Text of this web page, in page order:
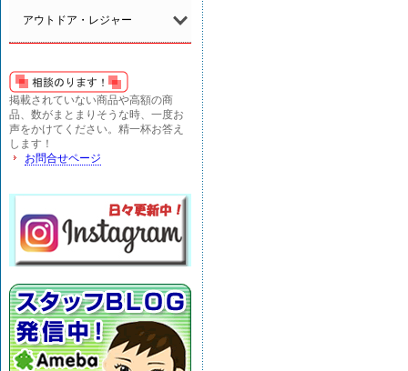
アウトドア・レジャー
掲載されていない商品や高額の商
品、数がまとまりそうな時、一度お
声をかけてください。精一杯お答え
します！
お問合せページ